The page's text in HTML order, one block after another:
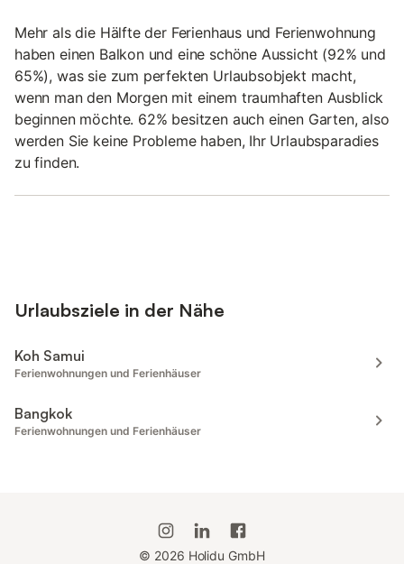
Mehr als die Hälfte der Ferienhaus und Ferienwohnung
haben einen Balkon und eine schöne Aussicht (92% und
65%), was sie zum perfekten Urlaubsobjekt macht,
wenn man den Morgen mit einem traumhaften Ausblick
beginnen möchte. 62% besitzen auch einen Garten, also
werden Sie keine Probleme haben, Ihr Urlaubsparadies
zu finden.
Urlaubsziele in der Nähe
Koh Samui
Ferienwohnungen und Ferienhäuser
Bangkok
Ferienwohnungen und Ferienhäuser
© 2026 Holidu GmbH